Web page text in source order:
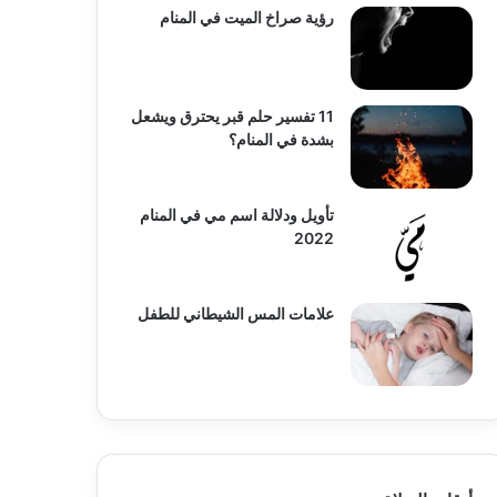
رؤية صراخ الميت في المنام
11 تفسير حلم قبر يحترق ويشعل
بشدة في المنام؟
تأويل ودلالة اسم مي في المنام
2022
علامات المس الشيطاني للطفل